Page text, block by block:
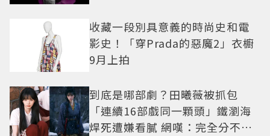
收藏一段別具意義的時尚史和電
影史！「穿Prada的惡魔2」衣櫥
9月上拍
到底是哪部劇？田曦薇被抓包
「連續16部戲同一顆頭」鐵瀏海
焊死遭嫌看膩 網嘆：完全分不出